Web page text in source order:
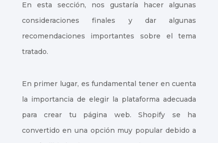
En esta sección, nos gustaría hacer algunas
consideraciones finales y dar algunas
recomendaciones importantes sobre el tema
tratado.
En primer lugar, es fundamental tener en cuenta
la importancia de elegir la plataforma adecuada
para crear tu página web. Shopify se ha
convertido en una opción muy popular debido a